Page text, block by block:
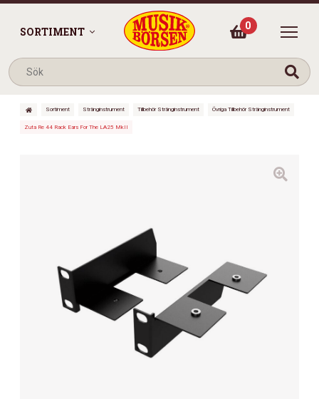
SORTIMENT 0
Sortiment Stränginstrument Tillbehör Stränginstrument Övriga Tillbehör Stränginstrument
Zuta Re 44 Rack Ears For The LA25 MkII